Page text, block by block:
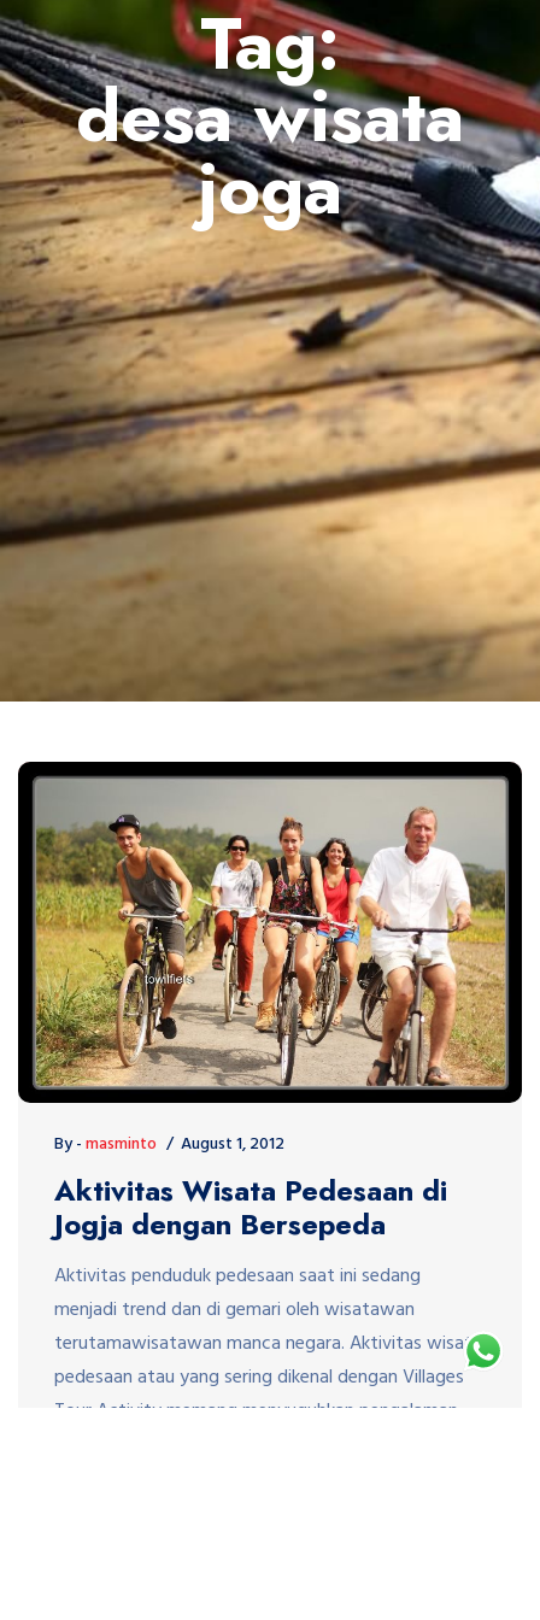
Tag:
desa wisata
joga
By -masminto August 1, 2012
Aktivitas Wisata Pedesaan di
Jogja dengan Bersepeda
Aktivitas penduduk pedesaan saat ini sedang
menjadi trend dan di gemari oleh wisatawan
terutamawisatawan manca negara. Aktivitas wisata
pedesaan atau yang sering dikenal dengan Villages
Tour Activity memang menyuguhkan pengalaman